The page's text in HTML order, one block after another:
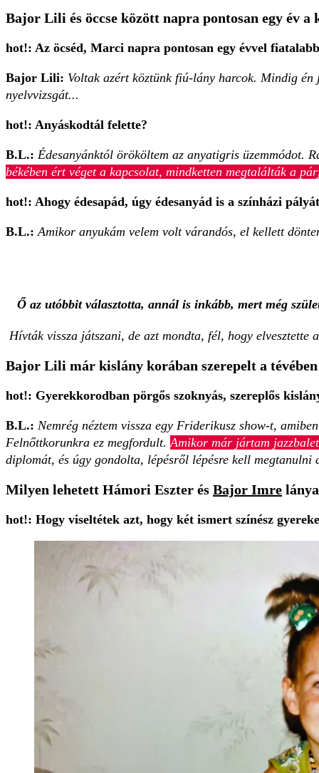
Bajor Lili és öccse között napra pontosan egy év a
hot!: Az öcséd, Marci napra pontosan egy évvel
Bajor Lili: Voltak azért köztünk fiú-lány harcok. Mindig
nyelvvizsgát...
hot!: Anyáskodtál felette?
B.L.: Édesanyánktól örököltem az anyatigris üzemmódot.
békében ért véget a kapcsolat, mindketten megtalálták a
hot!: Ahogy édesapád, úgy édesanyád is a színházi
B.L.: Amikor anyukám velem volt várandós, el kellett
Ő az utóbbit választotta, annál is inkább, mert még
Hívták vissza játszani, de azt mondta, fél, hogy
Bajor Lili már kislány korában szerepelt a tévében
hot!: Gyerekkorodban pörgős szoknyás, szereplős
B.L.: Nemrég néztem vissza egy Friderikusz show-t,
Felnőttkorunkra ez megfordult. Amikor már jártam
diplomát, és úgy gondolta, lépésről lépésre kell
Milyen lehetett Hámori Eszter és Bajor Imre
hot!: Hogy viseltétek azt, hogy két ismert színész